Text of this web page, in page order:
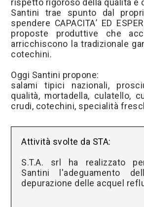
rispetto rigoroso della qualità e
Santini trae spunto dal
spendere CAPACITA’ ED
proposte produttive che
arricchiscono la tradizionale
cotechini.
Oggi Santini propone:
salami tipici nazionali,
qualità, mortadella, culatello,
crudi, cotechini, specialità
Attività svolte da STA:
S.T.A. srl ha realizzato
Santini l'adeguamento
depurazione delle acquel